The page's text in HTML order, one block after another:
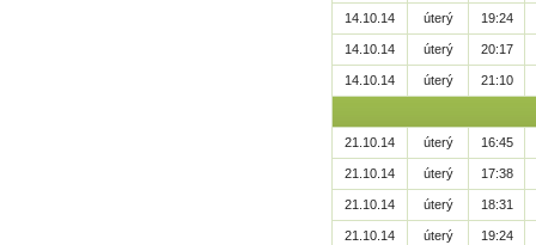
14.10.14 úterý 19:24
14.10.14 úterý 20:17
14.10.14 úterý 21:10
21.10.14 úterý 16:45
21.10.14 úterý 17:38
21.10.14 úterý 18:31
21.10.14 úterý 19:24